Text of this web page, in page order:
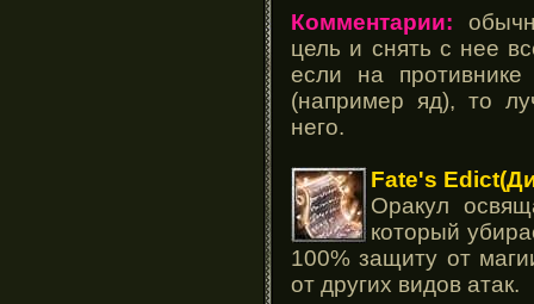
Комментарии:
цель и снять с нее
если на
(например яд), то
него.
Fate's Edict
Оракул
который
100% защиту от
от других видов атак.